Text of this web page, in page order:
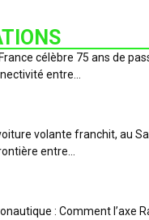
célèbre 75 ans de
entre...
volante franchit, au
entre...
: Comment l’axe